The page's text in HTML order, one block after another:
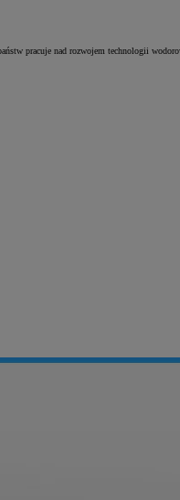
pracuje nad rozwojem technologii